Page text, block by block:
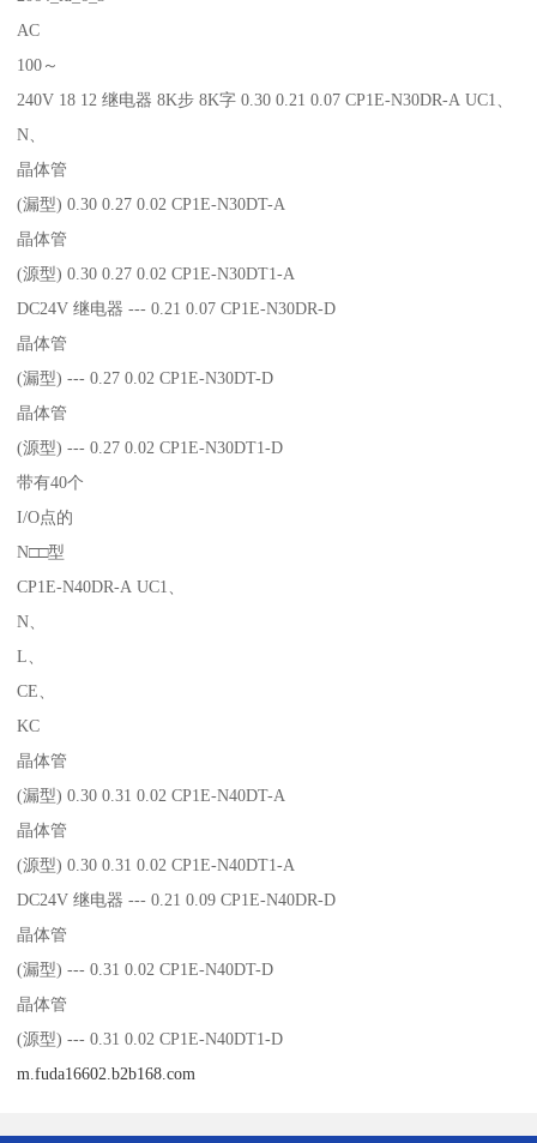
AC
100～
240V 18 12 继电器 8K步 8K字 0.30 0.21 0.07 CP1E-N30DR-A UC1、
N、
晶体管
(漏型) 0.30 0.27 0.02 CP1E-N30DT-A
晶体管
(源型) 0.30 0.27 0.02 CP1E-N30DT1-A
DC24V 继电器 --- 0.21 0.07 CP1E-N30DR-D
晶体管
(漏型) --- 0.27 0.02 CP1E-N30DT-D
晶体管
(源型) --- 0.27 0.02 CP1E-N30DT1-D
带有40个
I/O点的
N□□型
CP1E-N40DR-A UC1、
N、
L、
CE、
KC
晶体管
(漏型) 0.30 0.31 0.02 CP1E-N40DT-A
晶体管
(源型) 0.30 0.31 0.02 CP1E-N40DT1-A
DC24V 继电器 --- 0.21 0.09 CP1E-N40DR-D
晶体管
(漏型) --- 0.31 0.02 CP1E-N40DT-D
晶体管
(源型) --- 0.31 0.02 CP1E-N40DT1-D
m.fuda16602.b2b168.com